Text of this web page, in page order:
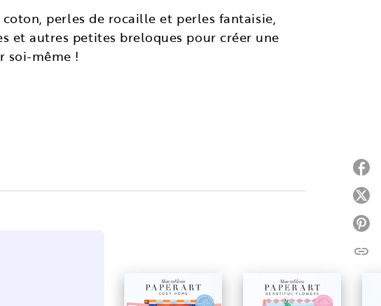
perles de rocaille et perles fantaisie,
et autres petites breloques pour créer une
soi-même !
À PARAÎTRE
PARUTION : 10/09/2026
link